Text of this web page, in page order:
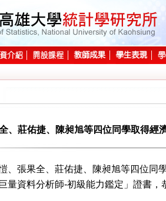
、莊佑捷、陳昶旭等四位同學取得經
、張果全、莊佑捷、陳昶旭等四位同
量資料分析師-初級能力鑑定」 證書